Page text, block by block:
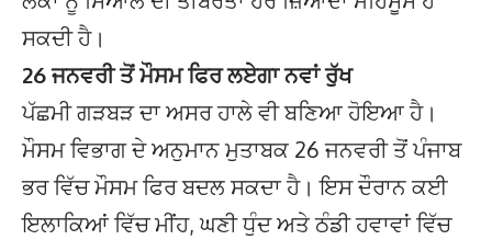
ਸਕਦੀ ਹੈ।
26 ਜਨਵਰੀ ਤੋਂ ਮੌਸਮ ਫਿਰ ਲਏਗਾ ਨਵਾਂ ਰੁੱਖ
ਪੱਛਮੀ ਗੜਬੜ ਦਾ ਅਸਰ ਹਾਲੇ ਵੀ ਬਣਿਆ ਹੋਇਆ ਹੈ।
ਮੌਸਮ ਵਿਭਾਗ ਦੇ ਅਨੁਮਾਨ ਮੁਤਾਬਕ 26 ਜਨਵਰੀ ਤੋਂ ਪੰਜਾਬ
ਭਰ ਵਿੱਚ ਮੌਸਮ ਫਿਰ ਬਦਲ ਸਕਦਾ ਹੈ। ਇਸ ਦੌਰਾਨ ਕਈ
ਇਲਾਕਿਆਂ ਵਿੱਚ ਮੀਂਹ, ਘਣੀ ਧੁੰਦ ਅਤੇ ਠੰਡੀ ਹਵਾਵਾਂ ਵਿੱਚ